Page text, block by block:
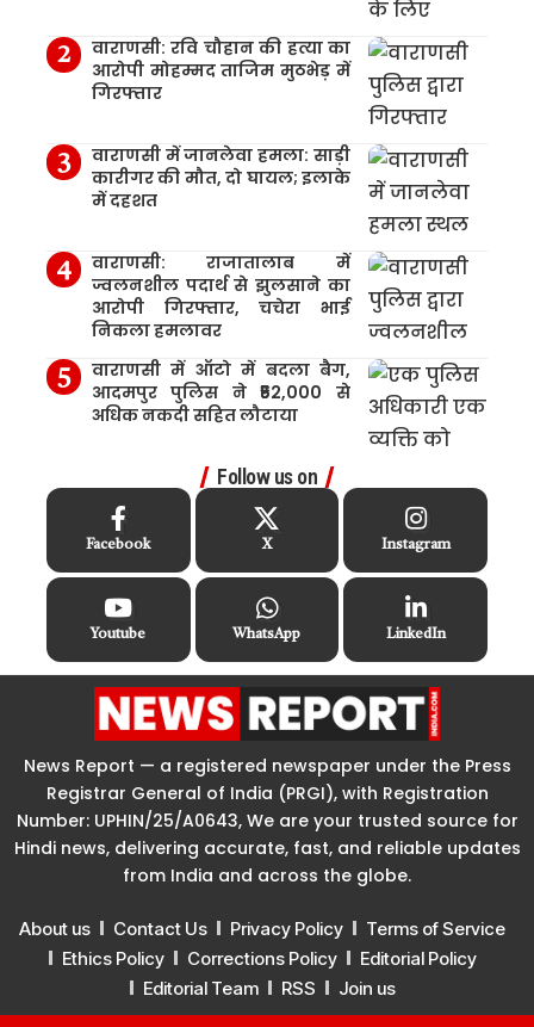
वाराणसी: रवि चौहान की हत्या का
आरोपी मोहम्मद ताजिम मुठभेड़ में
गिरफ्तार
वाराणसी में जानलेवा हमला: साड़ी
कारीगर की मौत, दो घायल; इलाके
में दहशत
वाराणसी: राजातालाब में
ज्वलनशील पदार्थ से झुलसाने का
आरोपी गिरफ्तार, चचेरा भाई
निकला हमलावर
वाराणसी में ऑटो में बदला बैग,
आदमपुर पुलिस ने ₹52,000 से
अधिक नकदी सहित लौटाया
Follow us on
Facebook X Instagram
Youtube WhatsApp LinkedIn
News Report — a registered newspaper under the Press
Registrar General of India (PRGI), with Registration
Number: UPHIN/25/A0643, We are your trusted source for
Hindi news, delivering accurate, fast, and reliable updates
from India and across the globe.
About us Contact Us Privacy Policy
Terms of Service
Ethics Policy
Corrections Policy
Editorial Policy
Editorial Team
RSS Join us